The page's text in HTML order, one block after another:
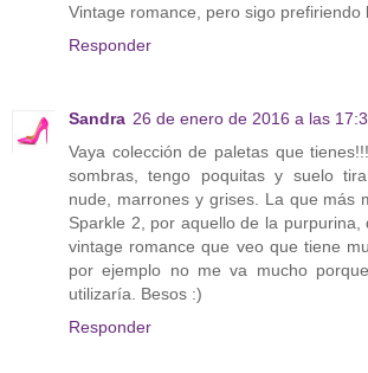
Vintage romance, pero sigo prefiriendo
Responder
Sandra 26 de enero de 2016 a las
Vaya colección de paletas que
sombras, tengo poquitas y suelo
nude, marrones y grises. La que más
Sparkle 2, por aquello de la purpurina,
vintage romance que veo que tiene
por ejemplo no me va mucho
utilizaría. Besos :)
Responder